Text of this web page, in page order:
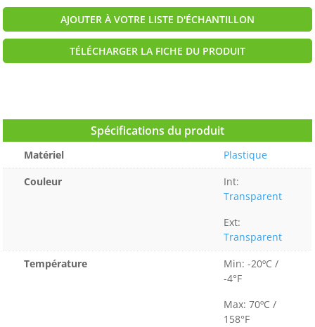
AJOUTER À VOTRE LISTE D'ÉCHANTILLON
TÉLÉCHARGER LA FICHE DU PRODUIT
Spécifications du produit
Matériel
Plastique
Couleur
Int:
Transparent
Ext:
Transparent
Température
Min: -20ºC /
-4°F
Max: 70ºC /
158°F